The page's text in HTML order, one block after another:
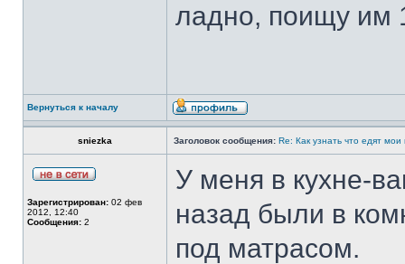
ладно, поищу им
Вернуться к началу
sniezka Заголовок сообщения: Re: Как узнать что едят мои
Зарегистрирован: 02 фев
2012, 12:40
Сообщения: 2
У меня в кухне-
назад были в
под матрасом.